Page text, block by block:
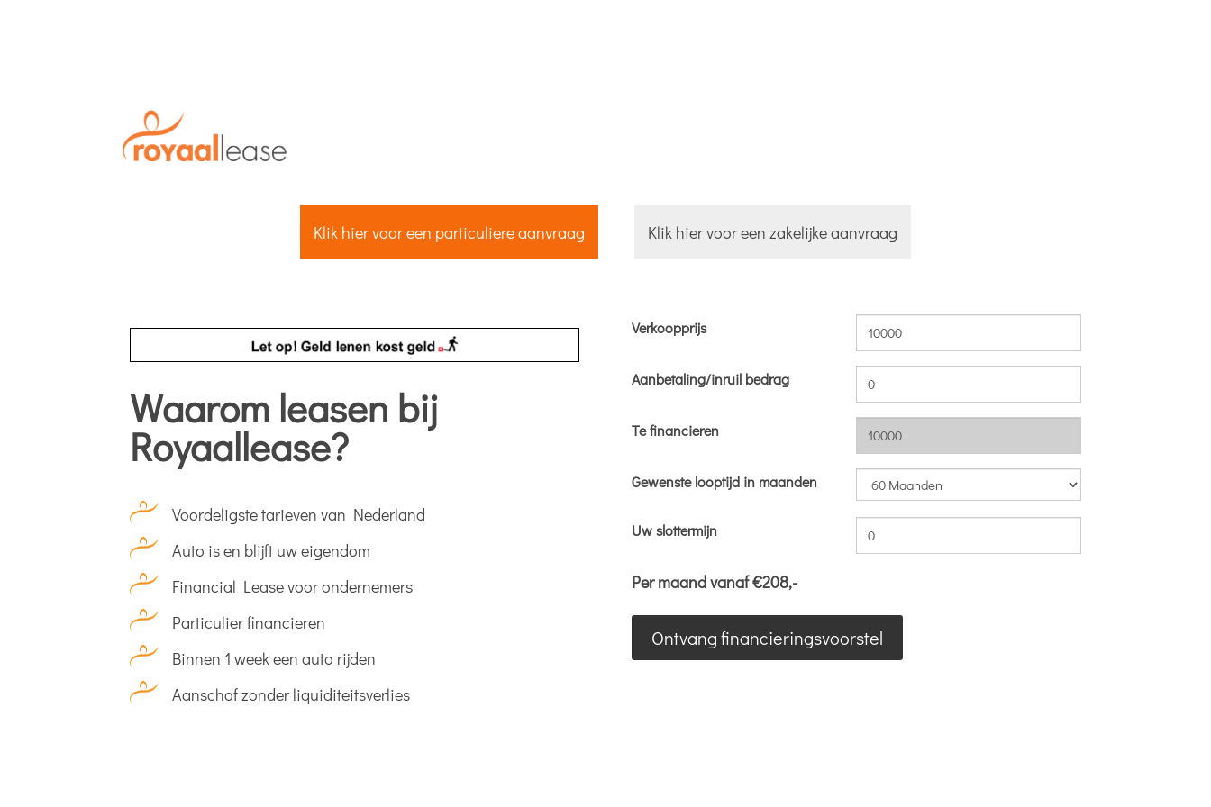
Klik hier voor een particuliere aanvraag Klik hier voor een zakelijke aanvraag
Waarom leasen bij
Royaallease?
Voordeligste tarieven van Nederland
Auto is en blijft uw eigendom
Financial Lease voor ondernemers
Particulier financieren
Binnen 1 week een auto rijden
Aanschaf zonder liquiditeitsverlies
Verkoopprijs
Aanbetaling/inruil bedrag
Te financieren
Gewenste looptijd in maanden
Uw slottermijn
Per maand vanaf €208,-
Ontvang financieringsvoorstel